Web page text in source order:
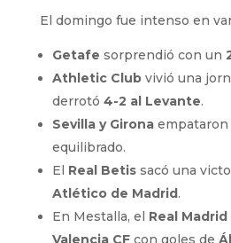
El domingo fue intenso en
Getafe sorprendió con un
Athletic Clubvivió una
derrotó 4-2 al Levante.
Sevilla y Gironaempataron
equilibrado.
El Real Betissacó una
Atlético de Madrid.
En Mestalla, el Real
Valencia CFcon goles de